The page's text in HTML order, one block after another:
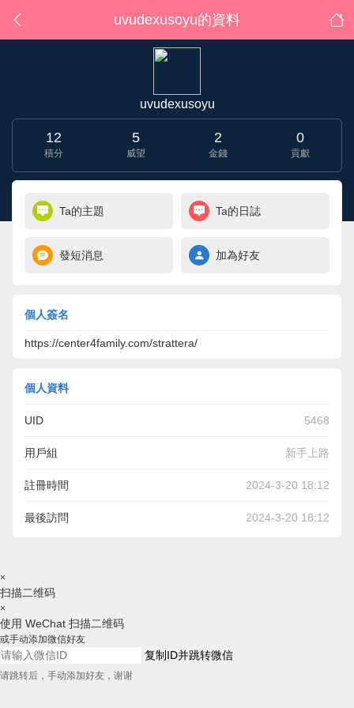
uvudexusoyu的資料
uvudexusoyu
12
積分
5
威望
2
金錢
0
貢獻
Ta的主題 Ta的日誌
發短消息 加為好友
個人簽名
https://center4family.com/strattera/
個人資料
UID 5468
用戶組 新手上路
註冊時間 2024-3-20 18:12
最後訪問 2024-3-20 18:12
×
扫描二维码
×
使用 WeChat 扫描二维码
或手动添加微信好友
复制ID并跳转微信
请跳转后，手动添加好友，谢谢